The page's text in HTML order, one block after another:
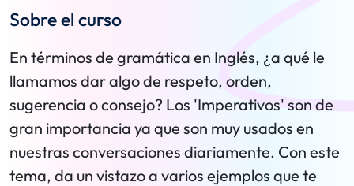
Sobre el curso
En términos de gramática en Inglés, ¿a qué le
llamamos dar algo de respeto, orden,
sugerencia o consejo? Los 'Imperativos' son de
gran importancia ya que son muy usados en
nuestras conversaciones diariamente. Con este
tema, da un vistazo a varios ejemplos que te